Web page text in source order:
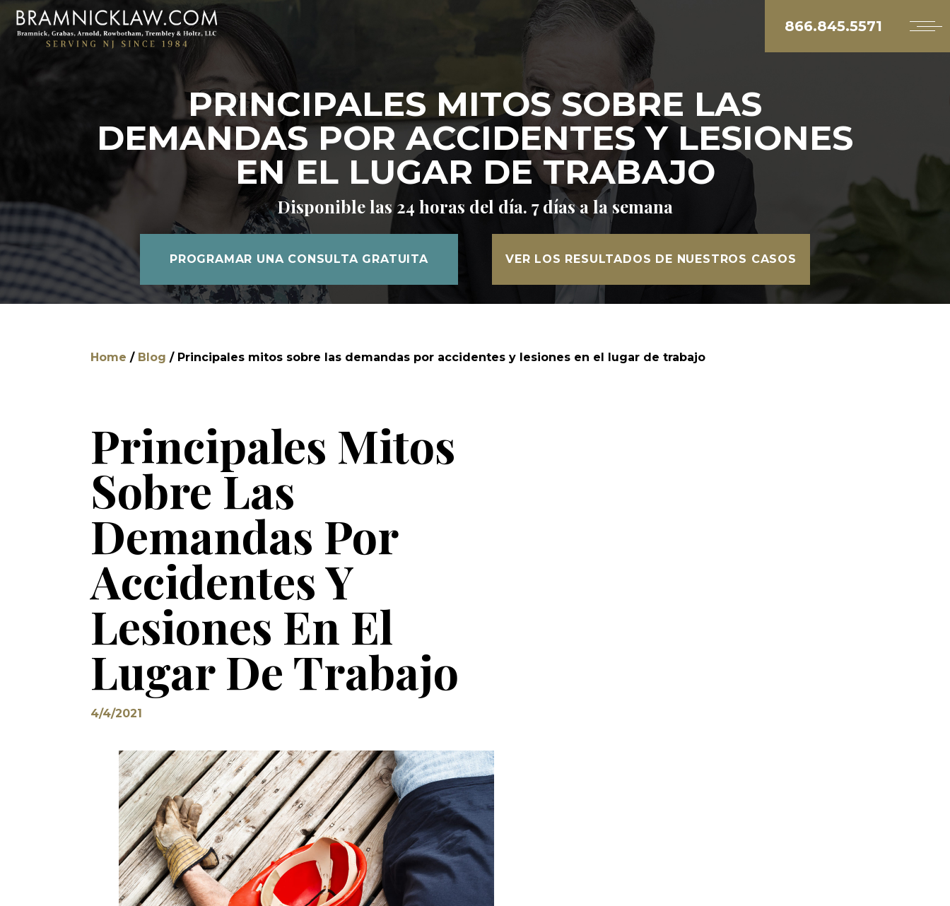
866.845.5571
PRINCIPALES MITOS SOBRE LAS
DEMANDAS POR ACCIDENTES Y LESIONES
EN EL LUGAR DE TRABAJO
Disponible las 24 horas del día. 7 días a la semana
PROGRAMAR UNA CONSULTA GRATUITA VER LOS RESULTADOS DE NUESTROS CASOS
Home / Blog / Principales mitos sobre las demandas por accidentes y lesiones en el lugar de trabajo
Principales Mitos
Sobre Las
Demandas Por
Accidentes Y
Lesiones En El
Lugar De Trabajo
4/4/2021